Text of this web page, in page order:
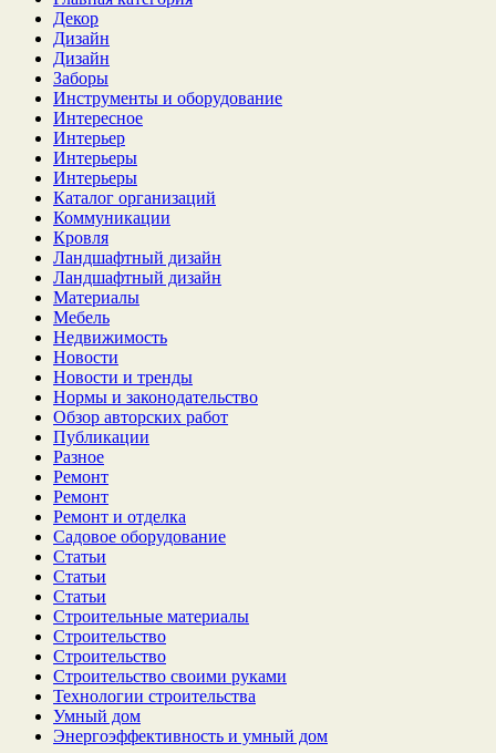
Декор
Дизайн
Дизайн
Заборы
Инструменты и оборудование
Интересное
Интерьер
Интерьеры
Интерьеры
Каталог организаций
Коммуникации
Кровля
Ландшафтный дизайн
Ландшафтный дизайн
Материалы
Мебель
Недвижимость
Новости
Новости и тренды
Нормы и законодательство
Обзор авторских работ
Публикации
Разное
Ремонт
Ремонт
Ремонт и отделка
Садовое оборудование
Статьи
Статьи
Статьи
Строительные материалы
Строительство
Строительство
Строительство своими руками
Технологии строительства
Умный дом
Энергоэффективность и умный дом